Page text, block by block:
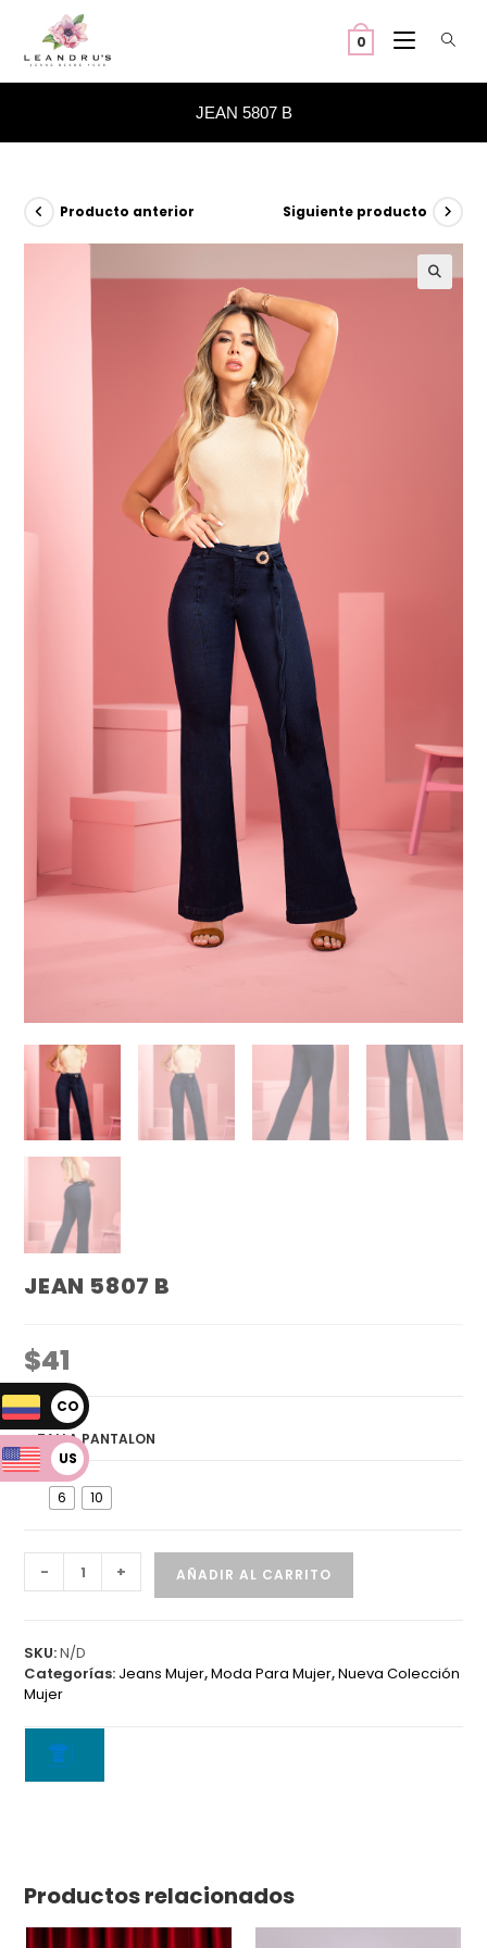
contenido
0
JEAN 5807 B
Producto anterior Siguiente producto
JEAN 5807 B
$41
TALLA PANTALON
6 10
5807
- + AÑADIR AL CARRITO
SKU:N/D
Categorías: Jeans Mujer,Moda Para Mujer,Nueva Colección
Mujer
Productos relacionados
CO
P
US
D